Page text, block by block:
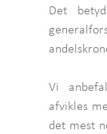
Det
Vi
afvikles
det mest